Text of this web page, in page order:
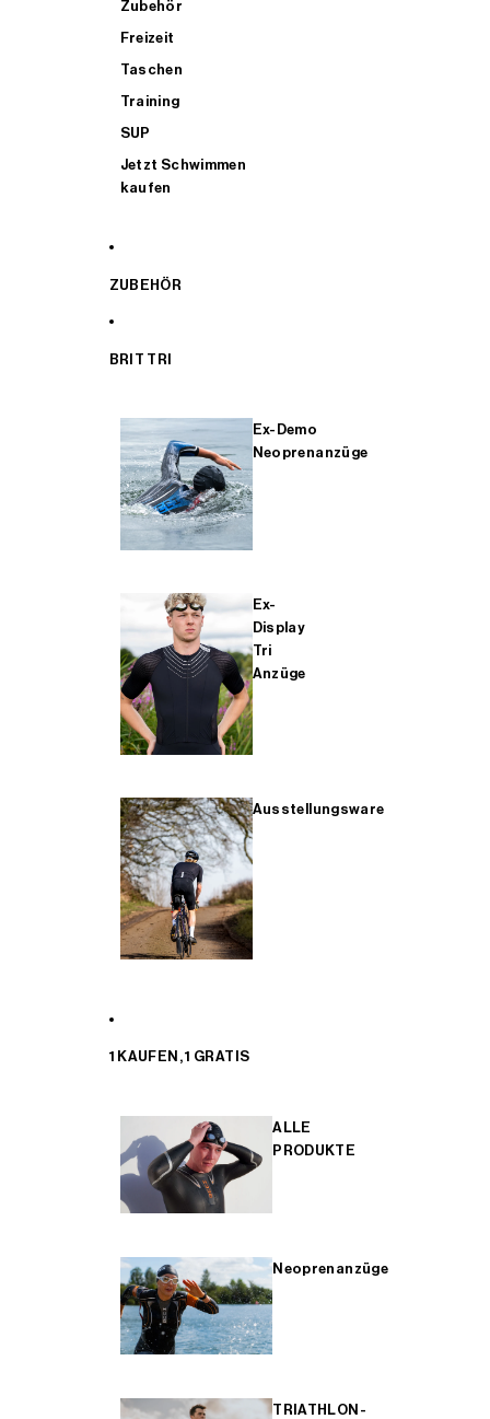
Zubehör
Freizeit
Taschen
Training
SUP
Jetzt Schwimmen
kaufen
ZUBEHÖR
BRIT TRI
Ex-Demo
Neoprenanzüge
Ex-
Display
Tri
Anzüge
Ausstellungsware
1 KAUFEN, 1 GRATIS
ALLE
PRODUKTE
Neoprenanzüge
TRIATHLON-